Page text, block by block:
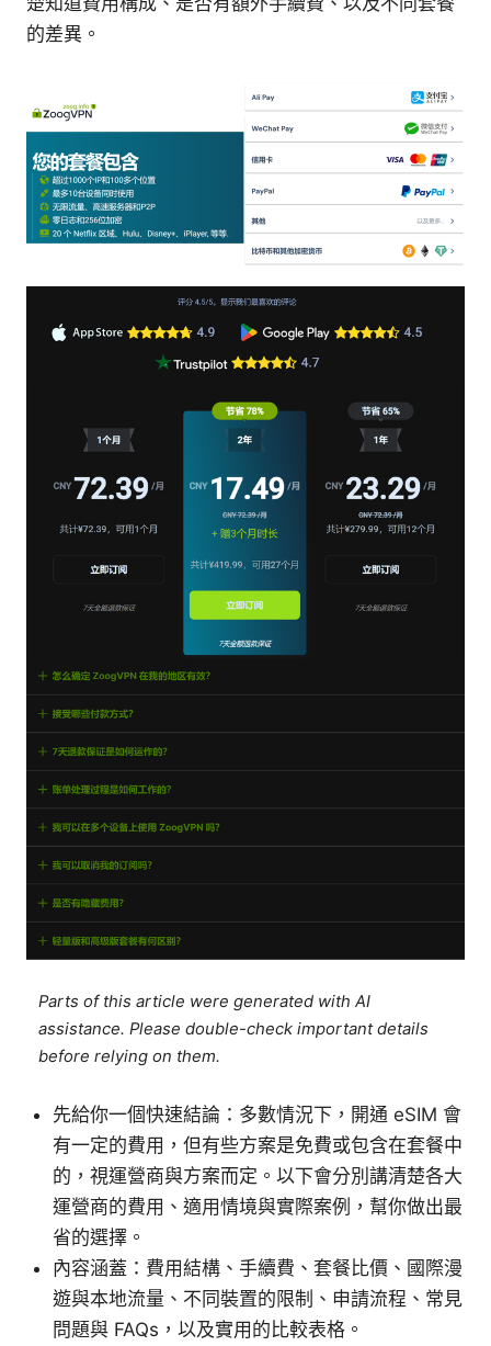
的差異。
Parts of this article were generated with AI
assistance. Please double-check important details
before relying on them.
先給你一個快速結論：多數情況下，開通 eSIM 會
有一定的費用，但有些方案是免費或包含在套餐中
的，視運營商與方案而定。以下會分別講清楚各大
運營商的費用、適用情境與實際案例，幫你做出最
省的選擇。
內容涵蓋：費用結構、手續費、套餐比價、國際漫
遊與本地流量、不同裝置的限制、申請流程、常見
問題與 FAQs，以及實用的比較表格。